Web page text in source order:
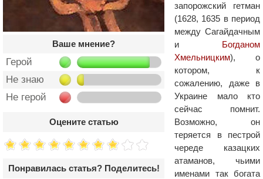
Ваше мнение?
Герой
Не знаю
Не герой
Оцените статью
Понравилась статья? Поделитесь!
запорожский гетман
(1628, 1635 в период
между Сагайдачным
и Богданом
Хмельницким), о
котором, к
сожалению, даже в
Украине мало кто
сейчас помнит.
Возможно, он
теряется в пестрой
череде казацких
атаманов, чьими
именами так богата